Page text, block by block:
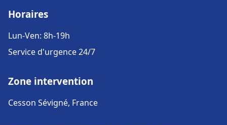
Horaires
Lun-Ven: 8h-19h
Service d'urgence 24/7
Zone intervention
Cesson Sévigné, France